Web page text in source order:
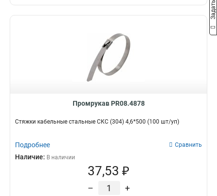
Промрукав PR08.4878
Стяжки кабельные стальные СКС (304) 4,6*500 (100 шт/уп)
Подробнее Сравнить
Наличие: В наличии
37,53 ₽
– +